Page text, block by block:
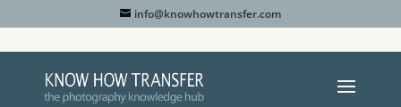
info@knowhowtransfer.com